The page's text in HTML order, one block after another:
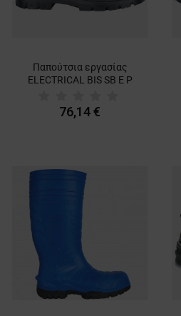
Παπούτσια εργασίας
ELECTRICAL BIS SB E P
76,14 €